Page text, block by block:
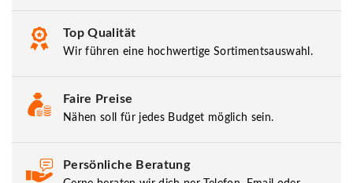
Top Qualität
Wir führen eine hochwertige Sortimentsauswahl.
Faire Preise
Nähen soll für jedes Budget möglich sein.
Persönliche Beratung